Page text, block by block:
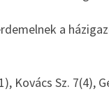
a
Kovács Sz. 7(4),